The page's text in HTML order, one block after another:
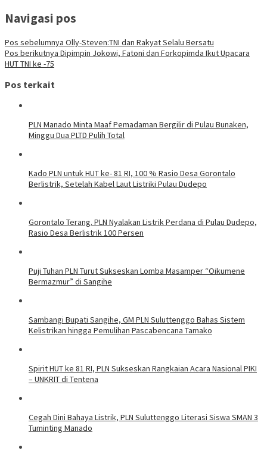
Navigasi pos
Pos sebelumnya Olly-Steven:TNI dan Rakyat Selalu Bersatu
Pos berikutnya Dipimpin Jokowi, Fatoni dan Forkopimda Ikut Upacara
HUT TNI ke -75
Pos terkait
PLN Manado Minta Maaf Pemadaman Bergilir di Pulau Bunaken,
Minggu Dua PLTD Pulih Total
Kado PLN untuk HUT ke- 81 RI, 100 % Rasio Desa Gorontalo
Berlistrik, Setelah Kabel Laut Listriki Pulau Dudepo
Gorontalo Terang. PLN Nyalakan Listrik Perdana di Pulau Dudepo,
Rasio Desa Berlistrik 100 Persen
Puji Tuhan PLN Turut Sukseskan Lomba Masamper “Oikumene
Bermazmur” di Sangihe
Sambangi Bupati Sangihe, GM PLN Suluttenggo Bahas Sistem
Kelistrikan hingga Pemulihan Pascabencana Tamako
Spirit HUT ke 81 RI, PLN Sukseskan Rangkaian Acara Nasional PIKI
– UNKRIT di Tentena
Cegah Dini Bahaya Listrik, PLN Suluttenggo Literasi Siswa SMAN 3
Tuminting Manado